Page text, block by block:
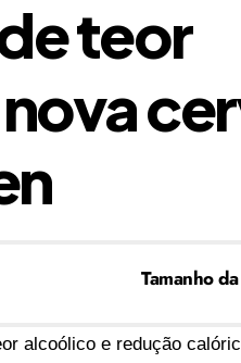
teor
Tamanho
alcoólico e redução